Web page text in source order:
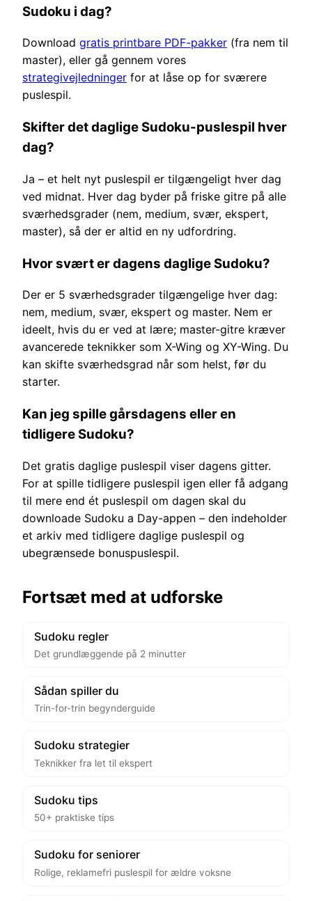
Sudoku i dag?
Download gratis printbare PDF-pakker (fra nem til
master), eller gå gennem vores
strategivejledninger for at låse op for sværere
puslespil.
Skifter det daglige Sudoku-puslespil hver
dag?
Ja – et helt nyt puslespil er tilgængeligt hver dag
ved midnat. Hver dag byder på friske gitre på alle
sværhedsgrader (nem, medium, svær, ekspert,
master), så der er altid en ny udfordring.
Hvor svært er dagens daglige Sudoku?
Der er 5 sværhedsgrader tilgængelige hver dag:
nem, medium, svær, ekspert og master. Nem er
ideelt, hvis du er ved at lære; master-gitre kræver
avancerede teknikker som X-Wing og XY-Wing. Du
kan skifte sværhedsgrad når som helst, før du
starter.
Kan jeg spille gårsdagens eller en
tidligere Sudoku?
Det gratis daglige puslespil viser dagens gitter.
For at spille tidligere puslespil igen eller få adgang
til mere end ét puslespil om dagen skal du
downloade Sudoku a Day-appen – den indeholder
et arkiv med tidligere daglige puslespil og
ubegrænsede bonuspuslespil.
Fortsæt med at udforske
Sudoku regler
Det grundlæggende på 2 minutter
Sådan spiller du
Trin-for-trin begynderguide
Sudoku strategier
Teknikker fra let til ekspert
Sudoku tips
50+ praktiske tips
Sudoku for seniorer
Rolige, reklamefri puslespil for ældre voksne